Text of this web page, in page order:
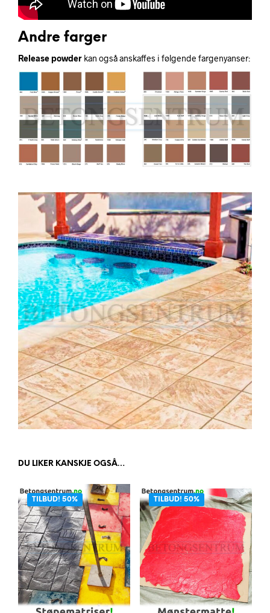
Andre farger
Release powder kan også anskaffes i følgende fargenyanser:
DU LIKER KANSKJE OGSÅ…
TILBUD! 50% TILBUD! 50%